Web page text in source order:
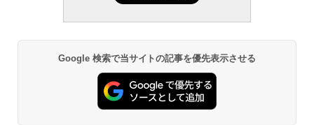
Google 検索で当サイトの記事を優先表示させる